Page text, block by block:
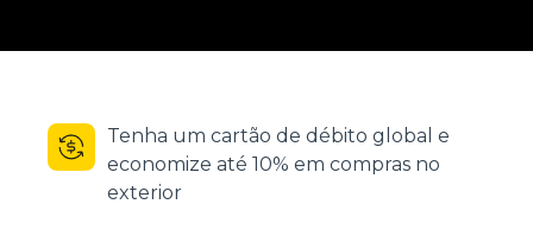
Tenha um cartão de débito global e
economize até 10% em compras no
exterior